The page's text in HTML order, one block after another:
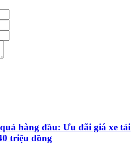
hàng đầu: Ưu đãi giá xe tải
triệu đồng